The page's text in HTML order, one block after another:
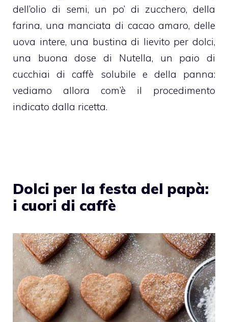
dell’olio di semi, un po’ di zucchero, della
farina, una manciata di cacaoamaro, delle
uova intere, una bustina di lievito per dolci,
una buona dose di Nutella, un paio di
cucchiai di caffè solubile e della panna:
vediamo allora com’è il procedimento
indicato dalla ricetta.
Dolci per la festa del papà:
i cuori di caffè